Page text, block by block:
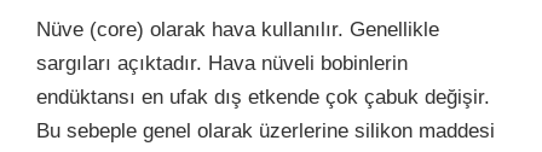
Nüve (core) olarak hava kullanılır. Genellikle
sargıları açıktadır. Hava nüveli bobinlerin
endüktansı en ufak dış etkende çok çabuk değişir.
Bu sebeple genel olarak üzerlerine silikon maddesi